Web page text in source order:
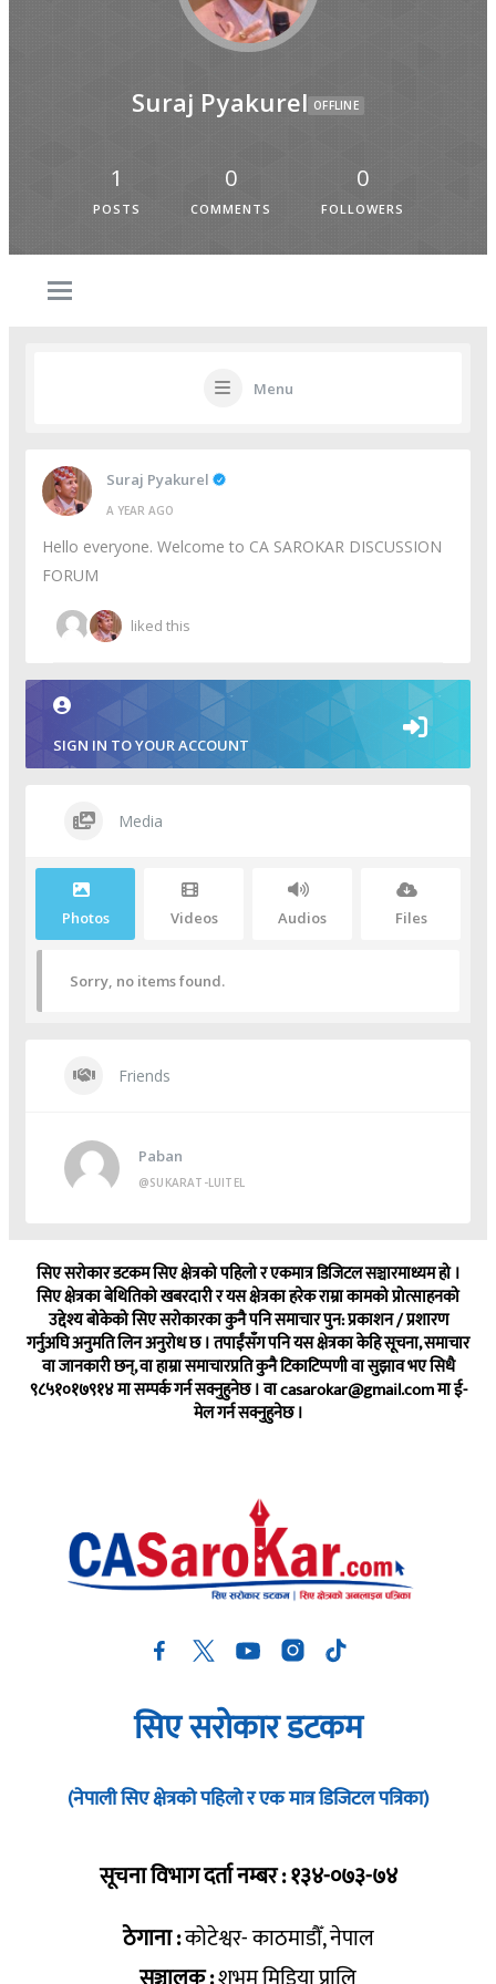
Suraj Pyakurel OFFLINE
1
POSTS
0
COMMENTS
0
FOLLOWERS
Menu
Suraj Pyakurel
A YEAR AGO
Hello everyone. Welcome to CA SAROKAR DISCUSSION
FORUM
liked this
SIGN IN TO YOUR ACCOUNT
Media
Photos Videos Audios Files
Sorry, no items found.
Friends
Paban
@SUKARAT-LUITEL
सिए सरोकार डटकम सिए क्षेत्रको पहिलो र एकमात्र डिजिटल सञ्चारमाध्यम हो ।
सिए क्षेत्रका बेथितिको खबरदारी र यस क्षेत्रका हरेक राम्रा कामको प्रोत्साहनको
उद्देश्य बोकेको सिए सरोकारका कुनै पनि समाचार पुन: प्रकाशन / प्रशारण
गर्नुअघि अनुमति लिन अनुरोध छ । तपाईंसँग पनि यस क्षेत्रका केहि सूचना, समाचार
वा जानकारी छन्, वा हाम्रा समाचारप्रति कुनै टिकाटिप्पणी वा सुझाव भए सिधै
९८५१०१७९१४ मा सम्पर्क गर्न सक्नुहुनेछ । वाcasarokar@gmail.comमा ई-
मेल गर्न सक्नुहुनेछ ।
सिए सरोकार डटकम
(नेपाली सिए क्षेत्रको पहिलो र एक मात्र डिजिटल पत्रिका)
सूचना विभाग दर्ता नम्बर : १३४-०७३-७४
ठेगाना :कोटेश्वर- काठमाडौँ, नेपाल